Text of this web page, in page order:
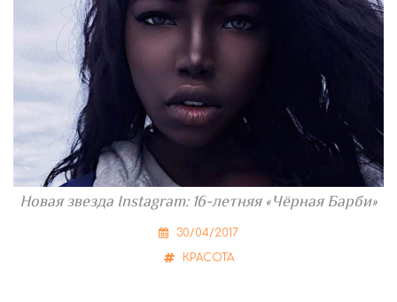
Новая звезда Instagram: 16-летняя «Чёрная Барби»
30/04/2017
КРАСОТА